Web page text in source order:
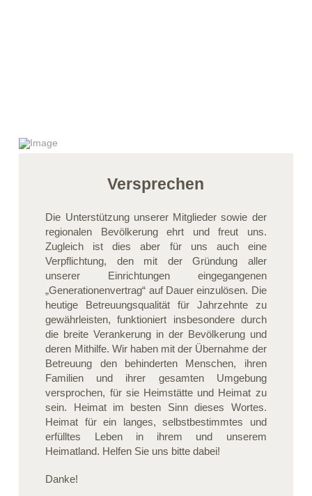
Versprechen
Die Unterstützung unserer Mitglieder sowie der
regionalen Bevölkerung ehrt und freut uns.
Zugleich ist dies aber für uns auch eine
Verpflichtung, den mit der Gründung aller
unserer Einrichtungen eingegangenen
„Generationenvertrag“ auf Dauer einzulösen. Die
heutige Betreuungsqualität für Jahrzehnte zu
gewährleisten, funktioniert insbesondere durch
die breite Verankerung in der Bevölkerung und
deren Mithilfe. Wir haben mit der Übernahme der
Betreuung den behinderten Menschen, ihren
Familien und ihrer gesamten Umgebung
versprochen, für sie Heimstätte und Heimat zu
sein. Heimat im besten Sinn dieses Wortes.
Heimat für ein langes, selbstbestimmtes und
erfülltes Leben in ihrem und unserem
Heimatland. Helfen Sie uns bitte dabei!
Danke!